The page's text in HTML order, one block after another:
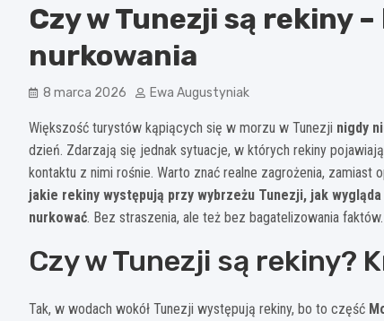
Czy w Tunezji są rekiny
nurkowania
8 marca 2026 Ewa Augustyniak
Większość turystów kąpiących się w morzu w Tunezji nigdy
dzień. Zdarzają się jednak sytuacje, w których rekiny
kontaktu z nimi rośnie. Warto znać realne zagrożenia,
jakie rekiny występują przy wybrzeżu Tunezji, jak
nurkować. Bez straszenia, ale też bez bagatelizowania faktów.
Czy w Tunezji są rekiny?
Tak, w wodach wokół Tunezji występują rekiny, bo to część